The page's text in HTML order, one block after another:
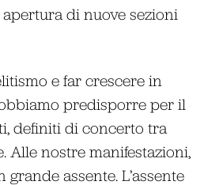
di nuove sezioni
e far crescere in
predisporre per il
definiti di concerto tra
nostre manifestazioni,
assente. L’assente